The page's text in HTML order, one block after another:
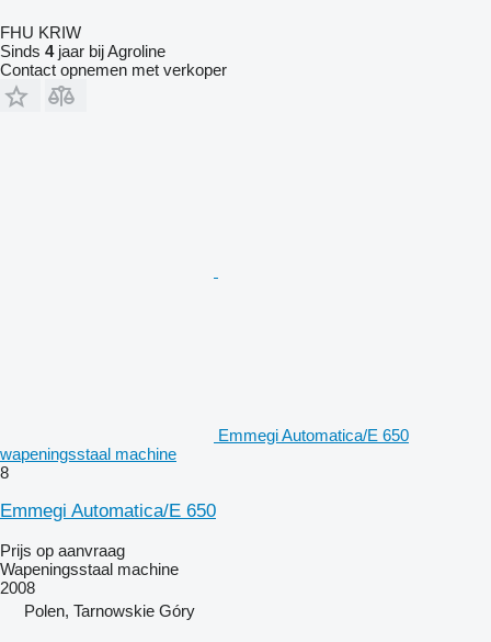
FHU KRIW
Sinds 4jaar bij Agroline
Contact opnemen met verkoper
Emmegi Automatica/E 650
wapeningsstaal machine
8
Emmegi Automatica/E 650
Prijs op aanvraag
Wapeningsstaal machine
2008
Polen, Tarnowskie Góry